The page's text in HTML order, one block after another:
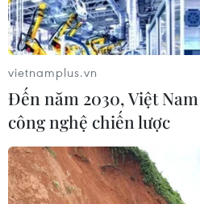
Giao chỉ tiêu bao phủ bảo
toàn quốc đạt 100% vào năm
Tạo đột phá từ y tế cơ sở đến
triển nguồn nhân lực
02/08/2026 03:25
vietnamplus.vn
Đến năm 2030, Việt
công nghệ chiến lược